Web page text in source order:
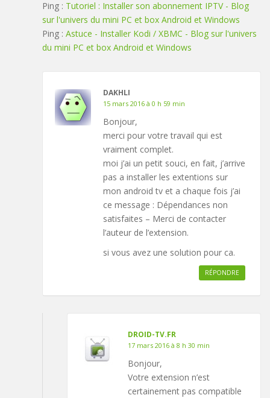
Ping : Tutoriel : Installer son abonnement IPTV - Blog
sur l'univers du mini PC et box Android et Windows
Ping : Astuce - Installer Kodi / XBMC - Blog sur l'univers
du mini PC et box Android et Windows
DAKHLI
15 mars 2016 à 0 h 59 min
Bonjour,
merci pour votre travail qui est
vraiment complet.
moi j’ai un petit souci, en fait, j’arrive
pas a installer les extentions sur
mon android tv et a chaque fois j’ai
ce message : Dépendances non
satisfaites – Merci de contacter
l’auteur de l’extension.
si vous avez une solution pour ca.
RÉPONDRE
DROID-TV.FR
17 mars 2016 à 8 h 30 min
Bonjour,
Votre extension n’est
certainement pas compatible